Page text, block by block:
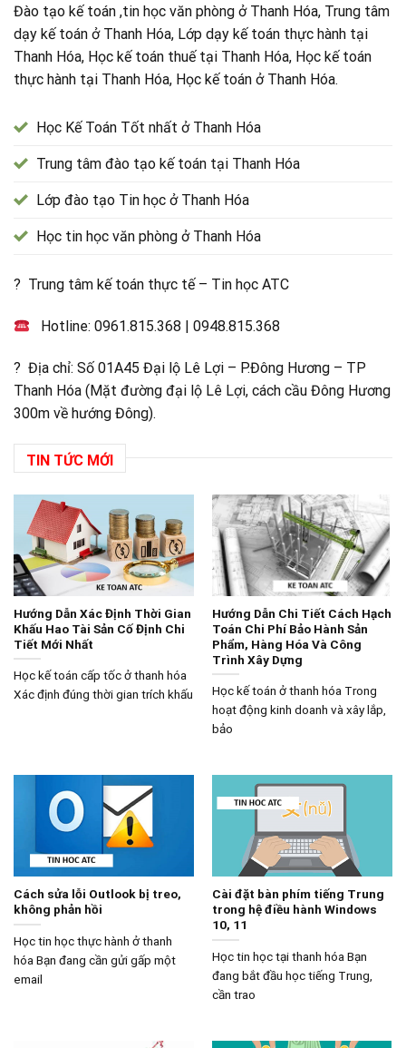
Đào tạo kế toán ,tin học văn phòng ở Thanh Hóa, Trung tâm
dạy kế toán ở Thanh Hóa, Lớp dạy kế toán thực hành tại
Thanh Hóa, Học kế toán thuế tại Thanh Hóa, Học kế toán
thực hành tại Thanh Hóa, Học kế toán ở Thanh Hóa.
Học Kế Toán Tốt nhất ở Thanh Hóa
Trung tâm đào tạo kế toán tại Thanh Hóa
Lớp đào tạo Tin học ở Thanh Hóa
Học tin học văn phòng ở Thanh Hóa
? Trung tâm kế toán thực tế – Tin học ATC
Hotline:0961.815.368 |0948.815.368
? Địa chỉ: Số 01A45 Đại lộ Lê Lợi – P.Đông Hương – TP
Thanh Hóa (Mặt đường đại lộ Lê Lợi, cách cầu Đông Hương
300m về hướng Đông).
TIN TỨC MỚI
Hướng Dẫn Xác Định Thời Gian
Khấu Hao Tài Sản Cố Định Chi
Tiết Mới Nhất
Học kế toán cấp tốc ở thanh hóa
Xác định đúng thời gian trích khấu
Hướng Dẫn Chi Tiết Cách Hạch
Toán Chi Phí Bảo Hành Sản
Phẩm, Hàng Hóa Và Công
Trình Xây Dựng
Học kế toán ở thanh hóa Trong
hoạt động kinh doanh và xây lắp,
bảo
Cách sửa lỗi Outlook bị treo,
không phản hồi
Học tin học thực hành ở thanh
hóa Bạn đang cần gửi gấp một
email
Cài đặt bàn phím tiếng Trung
trong hệ điều hành Windows
10, 11
Học tin học tại thanh hóa Bạn
đang bắt đầu học tiếng Trung,
cần trao